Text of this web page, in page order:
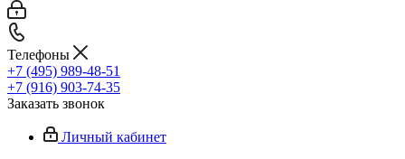
Телефоны
+7 (495) 989-48-51
+7 (916) 903-74-35
Заказать звонок
Личный кабинет